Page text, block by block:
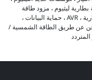
ليثيوم ، مزود طاقة
البطارية ، AVR ، حماية البيانات ،
عن طريق الطاقة الشمسية /
المتردد